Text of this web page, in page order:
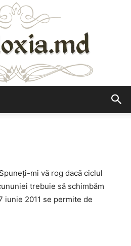
mi vă rog dacă ciclul
trebuie să schimbăm
iunie 2011 se permite de